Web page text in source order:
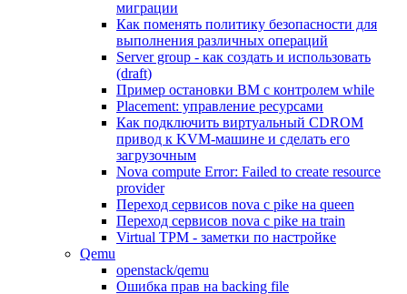
миграции
Как поменять политику безопасности для
выполнения различных операций
Server group - как создать и использовать
(draft)
Пример остановки ВМ с контролем while
Placement: управление ресурсами
Как подключить виртуальный CDROM
привод к KVM-машине и сделать его
загрузочным
Nova compute Error: Failed to create resource
provider
Переход сервисов nova с pike на queen
Переход сервисов nova с pike на train
Virtual TPM - заметки по настройке
Qemu
openstack/qemu
Ошибка прав на backing file